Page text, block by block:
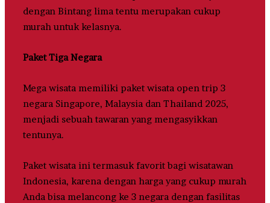
dengan Bintang lima tentu merupakan cukup
murah untuk kelasnya.
Paket Tiga Negara
Mega wisata memiliki paket wisata open trip 3
negara Singapore, Malaysia dan Thailand 2025,
menjadi sebuah tawaran yang mengasyikkan
tentunya.
Paket wisata ini termasuk favorit bagi wisatawan
Indonesia, karena dengan harga yang cukup murah
Anda bisa melancong ke 3 negara dengan fasilitas